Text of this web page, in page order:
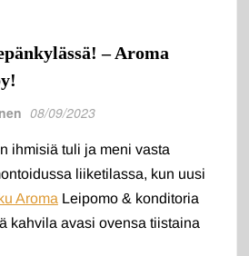
– Aroma
08/09/2023
ihmisiä tuli ja meni vasta
liiketilassa, kun uusi
Aroma Leipomo & konditoria
kahvila avasi ovensa tiistaina